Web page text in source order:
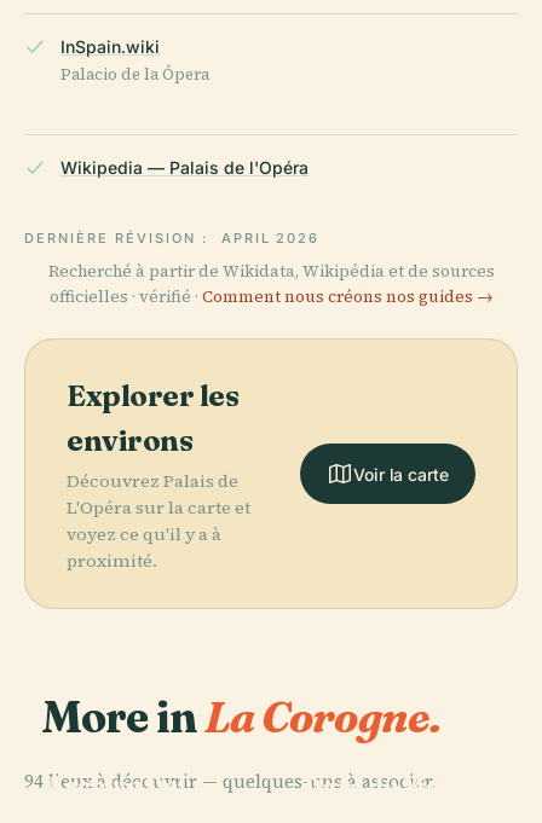
InSpain.wiki
Palacio de la Ópera
Wikipedia — Palais de l'Opéra
DERNIÈRE RÉVISION : APRIL 2026
Recherché à partir de Wikidata, Wikipédia et de sources
officielles · vérifié · Comment nous créons nos guides →
Explorer les
environs
Découvrez Palais de
L'Opéra sur la carte et
voyez ce qu'il y a à
proximité.
Voir la carte
More inLa Corogne.
94 lieux à découvrir — quelques-uns à associer.
PLACE
Parc du Monte
Archivo Del
PLACE